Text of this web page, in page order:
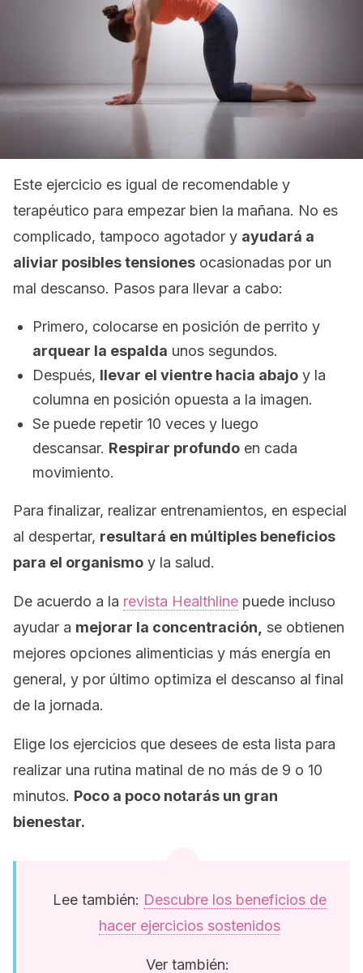
Este ejercicio es igual de recomendable y
terapéutico para empezar bien la mañana. No es
complicado, tampoco agotador y ayudará a
aliviar posibles tensiones ocasionadas por un
mal descanso. Pasos para llevar a cabo:
Primero, colocarse en posición de perrito y
arquear la espalda unos segundos.
Después, llevar el vientre hacia abajo y la
columna en posición opuesta a la imagen.
Se puede repetir 10 veces y luego
descansar. Respirar profundo en cada
movimiento.
Para finalizar, realizar entrenamientos, en especial
al despertar, resultará en múltiples beneficios
para el organismo y la salud.
De acuerdo a la revista Healthline puede incluso
ayudar a mejorar la concentración, se obtienen
mejores opciones alimenticias y más energía en
general, y por último optimiza el descanso al final
de la jornada.
Elige los ejercicios que desees de esta lista para
realizar una rutina matinal de no más de 9 o 10
minutos. Poco a poco notarás un gran
bienestar.
Lee también: Descubre los beneficios de
hacer ejercicios sostenidos
Ver también: